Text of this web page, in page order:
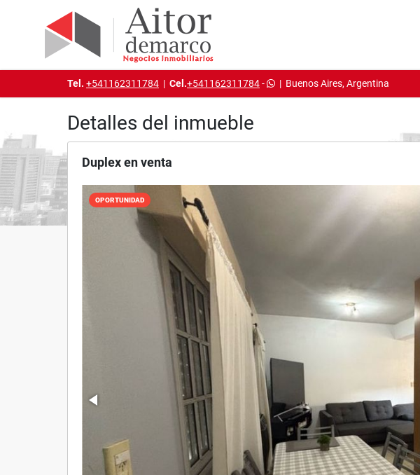
Tel. +541162311784 | Cel.+541162311784- | Buenos Aires, Argentina
Detalles del inmueble
Duplex en venta
OPORTUNIDAD